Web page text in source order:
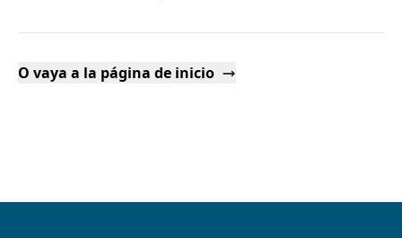
O vaya a la página de inicio